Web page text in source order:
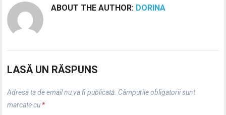
ABOUT THE AUTHOR: DORINA
LASĂ UN RĂSPUNS
Adresa ta de email nu va fi publicată. Câmpurile obligatorii sunt
marcate cu *